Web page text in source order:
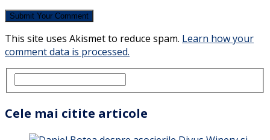
This site uses Akismet to reduce spam. Learn how your
comment data is processed.
Cele mai citite articole